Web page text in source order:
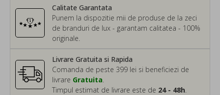
Calitate Garantata
Punem la dispozitie mii de produse de la zeci
de branduri de lux - garantam calitatea - 100%
originale.
Livrare Gratuita si Rapida
Comanda de peste 399 lei si beneficiezi de
livrare Gratuita
Timpul estimat de livrare este de 24 - 48h